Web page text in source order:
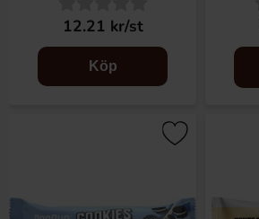
12.21 kr/st
Köp